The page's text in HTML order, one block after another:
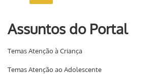
Assuntos do Portal
Temas Atenção à Criança
Temas Atenção ao Adolescente